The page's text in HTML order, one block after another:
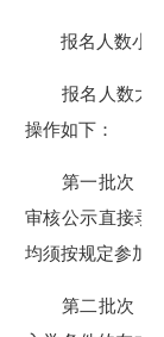
报名人数小于
报名人数大于
操作如下：
第一批次：单
审核公示直接录
均须按规定参加
第二批次：录